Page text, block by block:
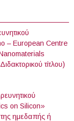
– European Centre
τίτλου)
on Silicon»
ημεδαπής ή